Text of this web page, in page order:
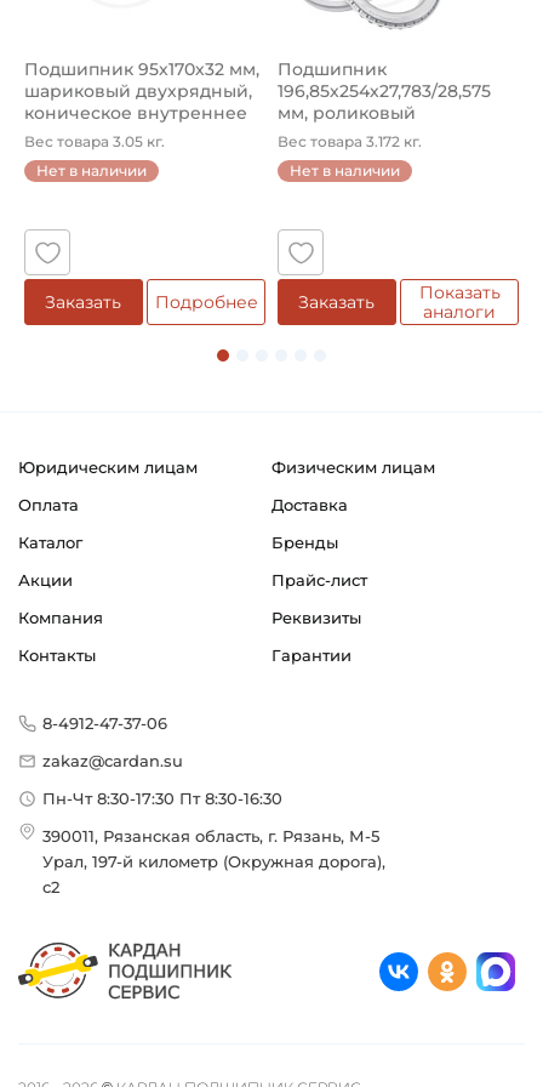
Housing Type F
Классификация завода - производителя:
Подшипниковые узлы в сборе типа Y
Подшипник 95х170х32 мм,
шариковый двухрядный,
коническое внутреннее
кол...
Вес товара 3.05 кг.
Нет в наличии
Заказать Подробнее
Подшипник
196,85х254х27,783/28,575
мм, роликовый
однорядный конический
...
Вес товара 3.172 кг.
Нет в наличии
Заказать
Показать
аналоги
Юридическим лицам
Физическим лицам
Оплата
Доставка
Каталог
Бренды
Акции
Прайс-лист
Компания
Реквизиты
Контакты
Гарантии
8-4912-47-37-06
zakaz@cardan.su
Пн-Чт 8:30-17:30 Пт 8:30-16:30
390011, Рязанская область, г. Рязань, М-5
Урал, 197-й километр (Окружная дорога),
с2